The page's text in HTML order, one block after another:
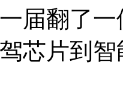
届翻了
芯片到